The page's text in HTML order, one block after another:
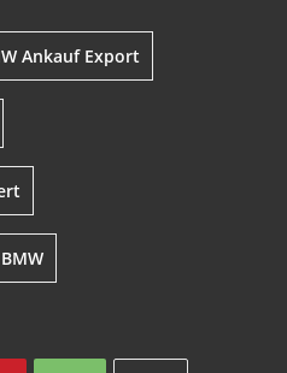
Ankauf Export